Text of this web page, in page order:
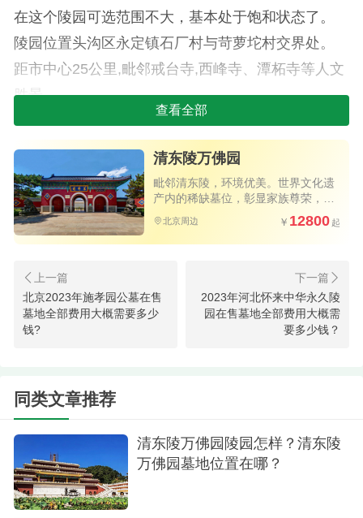
在这个陵园可选范围不大，基本处于饱和状态了。
陵园位置头沟区永定镇石厂村与苛萝坨村交界处。
距市中心25公里,毗邻戒台寺,西峰寺、潭柘寺等人文
胜景。
2.涿州万佛园公墓：
涿州万佛园公墓
涿州万佛园公墓立碑居多，起步价格是9800
元，其他价格还有11800元、13800元、19800元、
术立碑。陵园位置在河北省涿州市京都高尔夫球场
石佛村北侧。距北京市区47公里，距京港澳高速琉
璃河出口12公里，从北京市区到公墓不足1小时车
3.清东陵万佛园：
东陵风水墙内的皇家陵园。该陵园目前出售墓地还
挺多的。价格起步是12800元、15800元、17800
元、19800元、24800元不等。更多咨询400-
查看全部
清东陵万佛园
毗邻清东陵，环境优美。世界文化遗
产内的稀缺墓位，彰显家族尊荣，皇
家堪舆格局。北京选墓专车接送。
北京周边 12800
北京2023年施孝园公墓在售
墓地全部费用大概需要多少
钱?
2023年河北怀来中华永久陵
园在售墓地全部费用大概需
要多少钱？
同类文章推荐
清东陵万佛园陵园怎样？清东陵
万佛园墓地位置在哪？